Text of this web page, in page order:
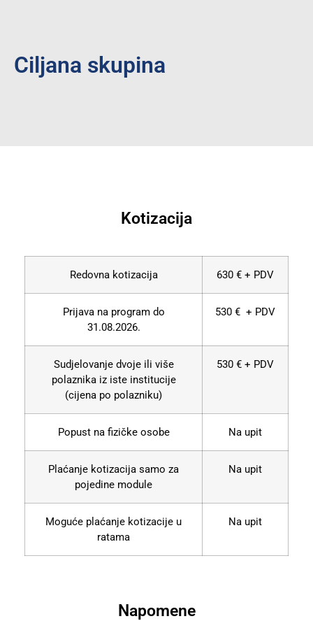
Ciljana skupina
Kotizacija
Redovna kotizacija 630 € + PDV
Prijava na program do
31.08.2026.
530 € + PDV
Sudjelovanje dvoje ili više
polaznika iz iste institucije
(cijena po polazniku)
530 € + PDV
Popust na fizičke osobe Na upit
Plaćanje kotizacija samo za
pojedine module
Na upit
Moguće plaćanje kotizacije u
ratama
Na upit
Napomene